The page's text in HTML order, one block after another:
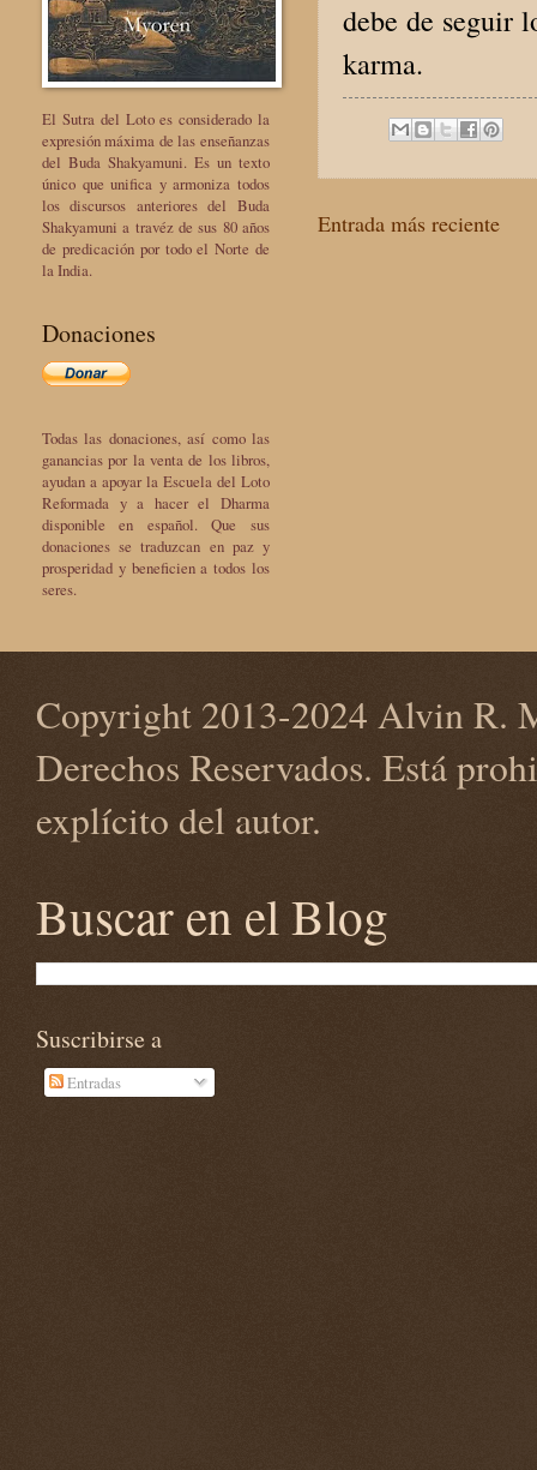
debe de seguir
karma.
Entrada más reciente
El Sutra del Loto es considerado la
expresión máxima de las enseñanzas
del Buda Shakyamuni. Es un texto
único que unifica y armoniza todos
los discursos anteriores del Buda
Shakyamuni a travéz de sus 80 años
de predicación por todo el Norte de
la India.
Donaciones
Todas las donaciones, así como las
ganancias por la venta de los libros,
ayudan a apoyar la Escuela del Loto
Reformada y a hacer el Dharma
disponible en español. Que sus
donaciones se traduzcan en paz y
prosperidad y beneficien a todos los
seres.
Copyright 2013-2024 Alvin R.
Derechos Reservados. Está
explícito del autor.
Buscar en el Blog
Suscribirse a
Entradas